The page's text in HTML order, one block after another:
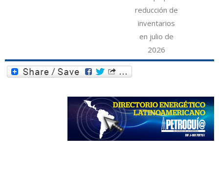
reducción de
inventarios
en julio de
2026